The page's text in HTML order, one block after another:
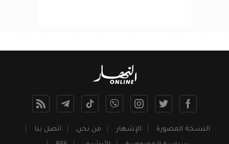
النسخة المصورة الإشهار من نحن
اتصل بنا